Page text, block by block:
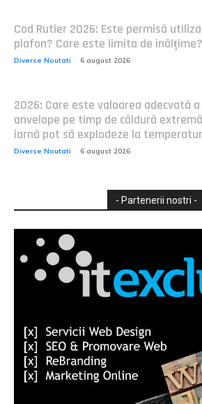
Cod Rutier 2026: Este permisă
plafon? Care este limita de înălțime?
Diverse Noutati 6 august 2026
2026: Care este valoarea adecvată
anvelope pe timp de căldură
iarnă pot să explodeze la
Diverse Noutati 6 august 2026
- Partenerii nostri -